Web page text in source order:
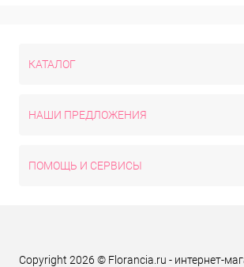
КАТАЛОГ
НАШИ ПРЕДЛОЖЕНИЯ
ПОМОЩЬ И СЕРВИСЫ
Copyright 2026 © Florancia.ru - интернет-